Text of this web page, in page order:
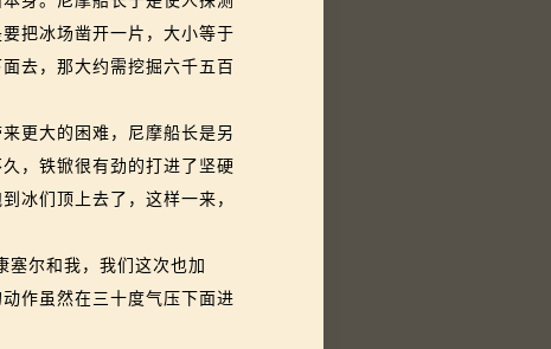
把冰场凿开一片，大小等于
去，那大约需挖掘六千五百
更大的困难，尼摩船长是另
，铁锨很有劲的打进了坚硬
冰们顶上去了，这样一来，
尔和我，我们这次也加
作虽然在三十度气压下面进